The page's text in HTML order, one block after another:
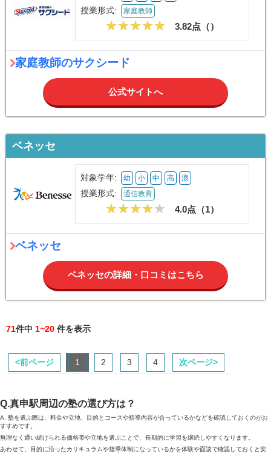
授業形式: 家庭教師
3.82点（）
家庭教師のサクシード
公式サイトへ
ベネッセ
対象学年: 幼 小 中 高 浪
授業形式: 通信教育
4.0点（1）
ベネッセ
ベネッセの詳細・口コミはこちら
71件中 1~20 件を表示
<前ページ 1 2 3 4 次ページ>
Q.真申駅周辺の塾の選び方は？
A. 塾を選ぶ際は、料金や立地、目的とコースや指導内容が合っているかなどを確認しておくのがお
すすめです。
無理なく通い続けられる価格帯や立地を選ぶことで、長期的に学習を継続しやすくなります。
あわせて、目的に沿ったカリキュラムや指導体制になっているかを体験や面談で確認しておくと安